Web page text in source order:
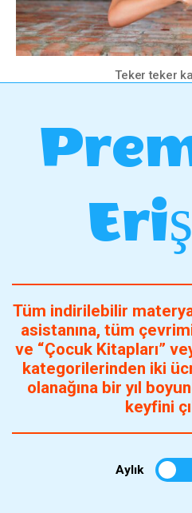
Teker teker
Tüm indirilebilir
asistanına, tüm
ve “Çocuk Kitapları”
kategorilerinden iki
olanağına bir yıl
keyfini
Aylık